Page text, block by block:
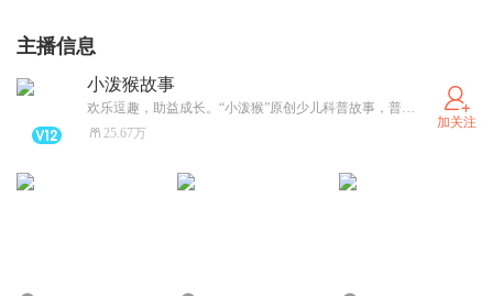
主播信息
小泼猴故事
欢乐逗趣，助益成长。“小泼猴”原创少儿科普故事，普信文化旗下 Prosee Studio 工作室出品。正版少儿动画mcn
25.67万
加关注